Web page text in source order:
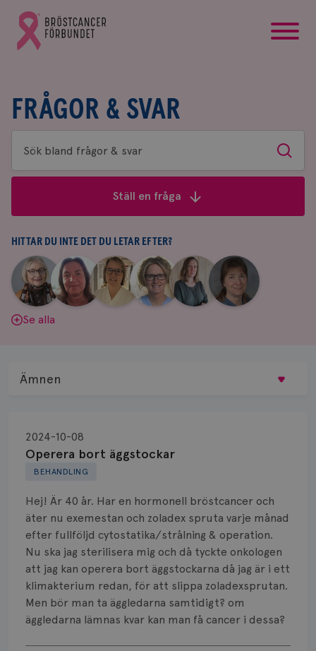
Gå
till
Bröstcancerförbundets
FRÅGOR & SVAR
Sök
bland
&
svar
Sök
Ställ en fråga
HITTAR DU INTE DET DU LETAR EFTER?
Aina
Johnsson
|
Anne
Andersson
Fredrika
Killander
|
Jeanette
Bäcklund
|
Maria
Edegran
|
Yvette
Andersson
Se alla
BEHANDLING
Operera bort äggstockar
2024-10-08
Hej! Är 40 år. Har en hormonell bröstcancer och
äter nu exemestan och zoladex spruta varje månad
efter fullföljd cytostatika/strålning & operation.
Nu ska jag sterilisera mig och då tyckte onkologen
att jag kan operera bort äggstockarna då jag är i ett
klimakterium redan, för att slippa zoladexsprutan.
Men bör man ta äggledarna samtidigt? om
äggledarna lämnas kvar kan man få cancer i dessa?
Visa svar
Ämnen
Biopsi
Biverkningar
Bröstvårta
Knöl
Läkemedel
Typ av bröstcancer